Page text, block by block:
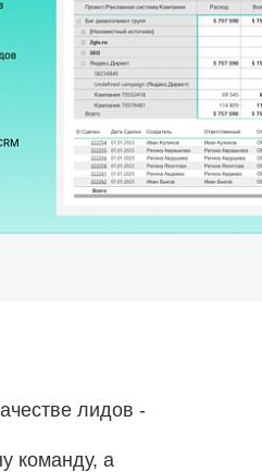
лидов -
команду, а